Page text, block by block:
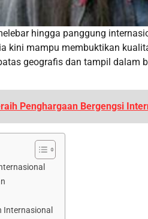
hingga panggung
kini mampu membuktikan
geografis dan tampil dalam
Penghargaan Bergengsi
Internasional